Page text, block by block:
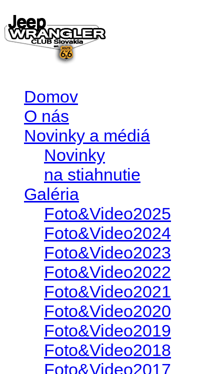
Domov
O nás
Novinky a médiá
Novinky
na stiahnutie
Galéria
Foto&Video2025
Foto&Video2024
Foto&Video2023
Foto&Video2022
Foto&Video2021
Foto&Video2020
Foto&Video2019
Foto&Video2018
Foto&Video2017